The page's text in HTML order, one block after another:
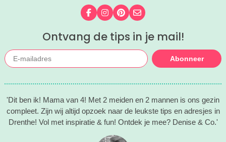
strandjes waar kinderen kunnen
spelen, zwemmen en zandkastelen
bouwen
Volg ons op Facebook
Volg ons op Instagram
Volg ons op Pinterest
Mail ons
Ontvang de tips in je mail!
Abonneer
'Dit ben ik! Mama van 4! Met 2 meiden en 2 mannen is ons gezin
compleet. Zijn wij altijd opzoek naar de leukste tips en adresjes in
Drenthe! Vol met inspiratie & fun! Ontdek je mee? Denise & Co.'